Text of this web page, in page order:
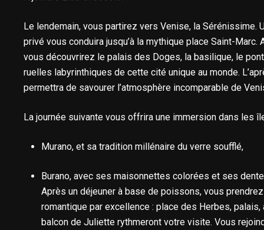
Le lendemain, vous partirez vers Venise, la Sérénissime.
privé vous conduira jusqu’à la mythique place Saint-Marc.
vous découvrirez le palais des Doges, la basilique, le
ruelles labyrinthiques de cette cité unique au monde.
permettra de savourer l’atmosphère incomparable de
La journée suivante vous offrira une immersion dans les
Murano, et sa tradition millénaire du verre soufflé,
Burano, avec ses maisonnettes colorées et ses
Après un déjeuner à base de poissons, vous
romantique par excellence : place des Herbes,
balcon de Juliette rythmeront votre visite. Vous